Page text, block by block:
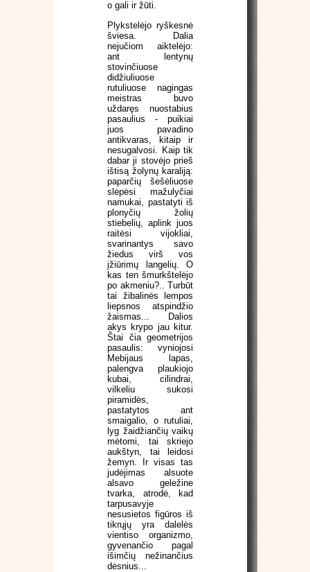
o gali ir žūti.
Plykstelėjo ryškesnė
šviesa. Dalia
nejučiom aiktelėjo:
ant lentynų
stovinčiuose
didžiuliuose
rutuliuose nagingas
meistras buvo
uždaręs nuostabius
pasaulius - puikiai
juos pavadino
antikvaras, kitaip ir
nesugalvosi. Kaip tik
dabar ji stovėjo prieš
ištisą žolynų karaliją:
paparčių šešėliuose
slėpėsi mažulyčiai
namukai, pastatyti iš
plonyčių žolių
stiebelių, aplink juos
raitėsi vijokliai,
svarinantys savo
žiedus virš vos
įžiūrimų langelių. O
kas ten šmurkštelėjo
po akmeniu?.. Turbūt
tai žibalinės lempos
liepsnos atspindžio
žaismas... Dalios
akys krypo jau kitur.
Štai čia geometrijos
pasaulis: vyniojosi
Mebijaus lapas,
palengva plaukiojo
kubai, cilindrai,
vilkeliu sukosi
piramidės,
pastatytos ant
smaigalio, o rutuliai,
lyg žaidžiančių vaikų
mėtomi, tai skriejo
aukštyn, tai leidosi
žemyn. Ir visas tas
judėjimas alsuote
alsavo geležine
tvarka, atrodė, kad
tarpusavyje
nesusietos figūros iš
tikrųjų yra dalelės
vientiso organizmo,
gyvenančio pagal
išimčių nežinančius
dėsnius...